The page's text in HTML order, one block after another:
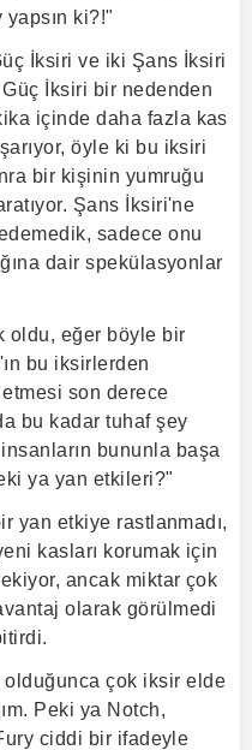
ki?!"
İksiri ve iki Şans İksiri
Güç İksiri bir nedenden
içinde daha fazla kas
öyle ki bu iksiri
bir kişinin yumruğu
Şans İksiri'ne
sadece onu
dair spekülasyonlar
oldu, eğer böyle bir
bu iksirlerden
son derece
bu kadar tuhaf şey
bununla başa
ya yan etkileri?"
yan etkiye rastlanmadı,
kasları korumak için
ancak miktar çok
olarak görülmedi
olduğunca çok iksir elde
Peki ya Notch,
ciddi bir ifadeyle